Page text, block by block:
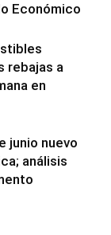
Económico
rebajas a
en
junio nuevo
análisis